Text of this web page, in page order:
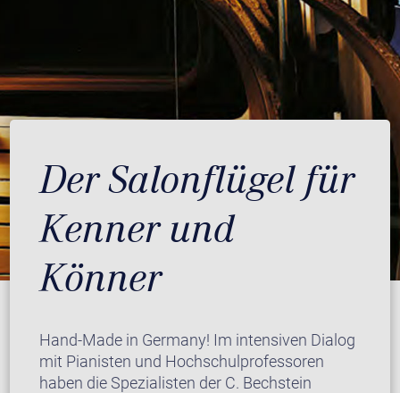
Der Salonflügel für
Kenner und
Könner
Hand-Made in Germany! Im intensiven Dialog
mit Pianisten und Hochschulprofessoren
haben die Spezialisten der C. Bechstein